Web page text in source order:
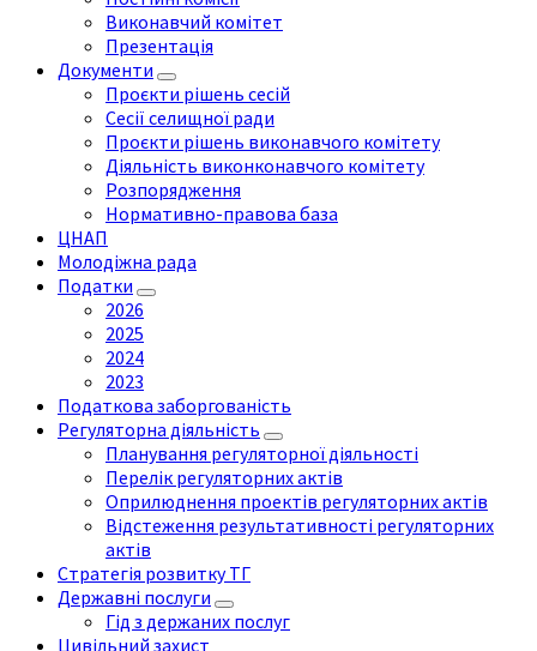
Виконавчий комітет
Презентація
Документи
Проєкти рішень сесій
Сесії селищної ради
Проєкти рішень виконавчого комітету
Діяльність виконконавчого комітету
Розпорядження
Нормативно-правова база
ЦНАП
Молодіжна рада
Податки
2026
2025
2024
2023
Податкова заборгованість
Регуляторна діяльність
Планування регуляторної діяльності
Перелік регуляторних актів
Оприлюднення проектів регуляторних актів
Відстеження результативності регуляторних
актів
Стратегія розвитку ТГ
Державні послуги
Гід з держаних послуг
Цивільний захист